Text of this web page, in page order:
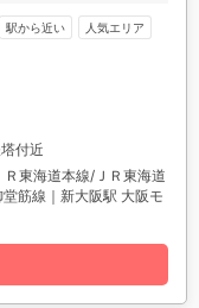
駅から近い 人気エリア
付近
東海道本線/ＪＲ東海道
筋線｜新大阪駅 大阪モ